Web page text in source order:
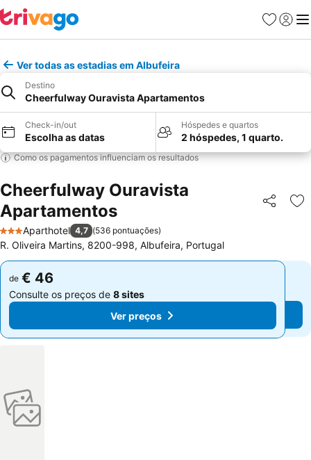
Favoritos
Iniciar
Ver todas as estadias em Albufeira
Destino
Cheerfulway Ouravista Apartamentos
Check-in/out
Escolha as datas
Hóspedes e quartos
2 hóspedes, 1 quarto.
Como os pagamentos influenciam os resultados
Cheerfulway Ouravista
Apartamentos
Partilhar
3 Estrelas
Aparthotel 4,7 (536 pontuações)
R. Oliveira Martins, 8200-998, Albufeira, Portugal
de € 46
Consulte os preços de 8 sites
Ver preços
de € 46
Consulte os preços de 8 sites
Ver preços